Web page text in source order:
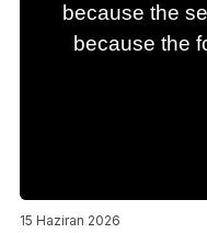
window.because the
because the
15 Haziran 2026